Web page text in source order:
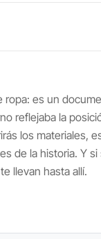
es un
reflejaba la
los materiales,
de la historia. Y
te llevan hasta allí.